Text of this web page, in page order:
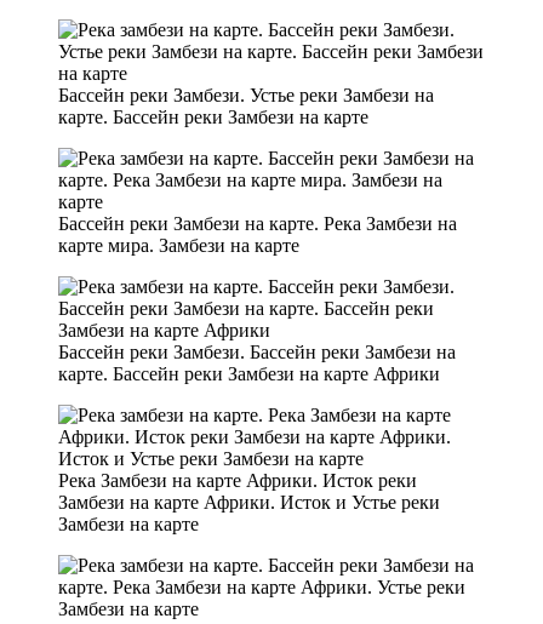
Бассейн реки Замбези. Устье реки Замбези на
карте. Бассейн реки Замбези на карте
Бассейн реки Замбези на карте. Река Замбези на
карте мира. Замбези на карте
Бассейн реки Замбези. Бассейн реки Замбези на
карте. Бассейн реки Замбези на карте Африки
Река Замбези на карте Африки. Исток реки
Замбези на карте Африки. Исток и Устье реки
Замбези на карте